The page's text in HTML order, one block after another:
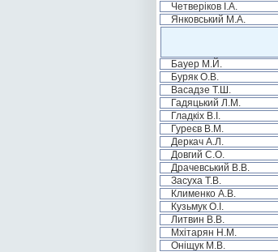
Четверіков І.А.
Янковський М.А.
Бауер М.Й.
Буряк О.В.
Васадзе Т.Ш.
Гадяцький Л.М.
Гладкіх В.І.
Гуреєв В.М.
Деркач А.Л.
Довгий С.О.
Драчевський В.В.
Засуха Т.В.
Клименко А.В.
Кузьмук О.І.
Литвин В.В.
Мхітарян Н.М.
Оніщук М.В.